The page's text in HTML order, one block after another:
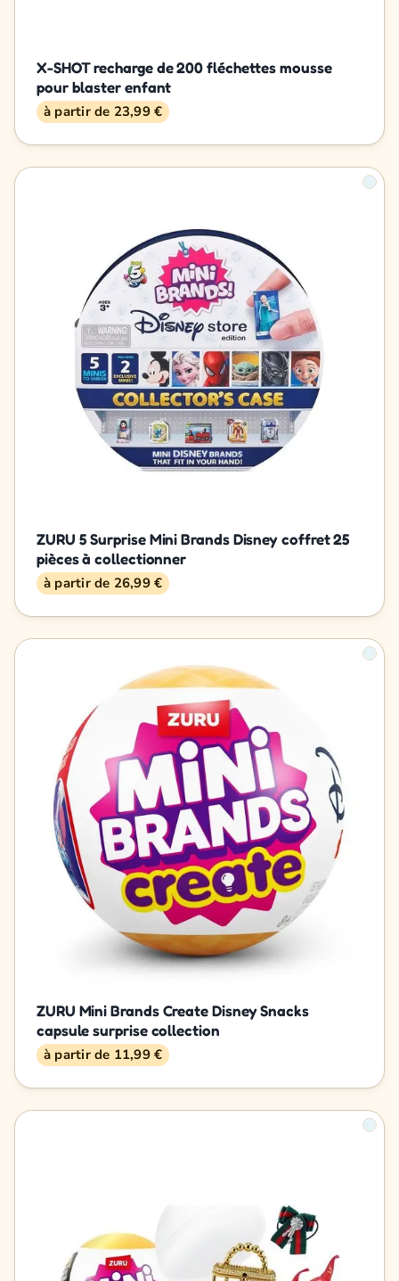
X-SHOT recharge de 200 fléchettes mousse
pour blaster enfant
à partir de 23,99 €
ZURU 5 Surprise Mini Brands Disney coffret 25
pièces à collectionner
à partir de 26,99 €
ZURU Mini Brands Create Disney Snacks
capsule surprise collection
à partir de 11,99 €